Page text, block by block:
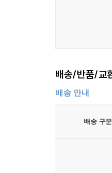
배송/반품/교
배송 안내
배송 구분